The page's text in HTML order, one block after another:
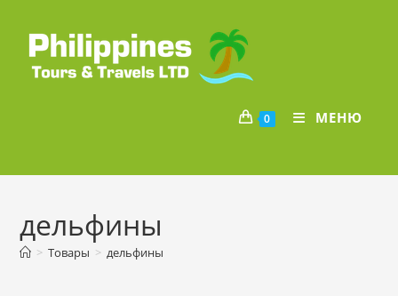
содержимому
0 МЕНЮ
дельфины
> Товары > дельфины